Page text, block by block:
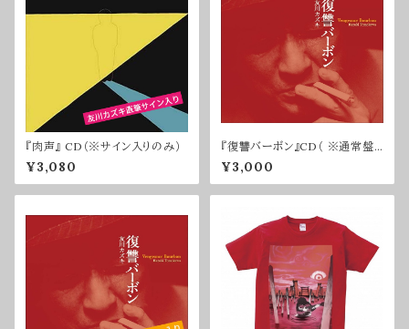
『肉声』 CD（※サイン入りのみ）
¥3,080
『復讐バーボン』CD（ ※通常盤・
サインなし）
¥3,000